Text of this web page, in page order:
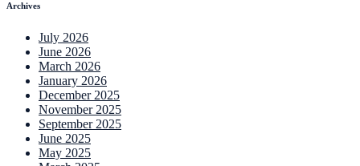
Archives
July 2026
June 2026
March 2026
January 2026
December 2025
November 2025
September 2025
June 2025
May 2025